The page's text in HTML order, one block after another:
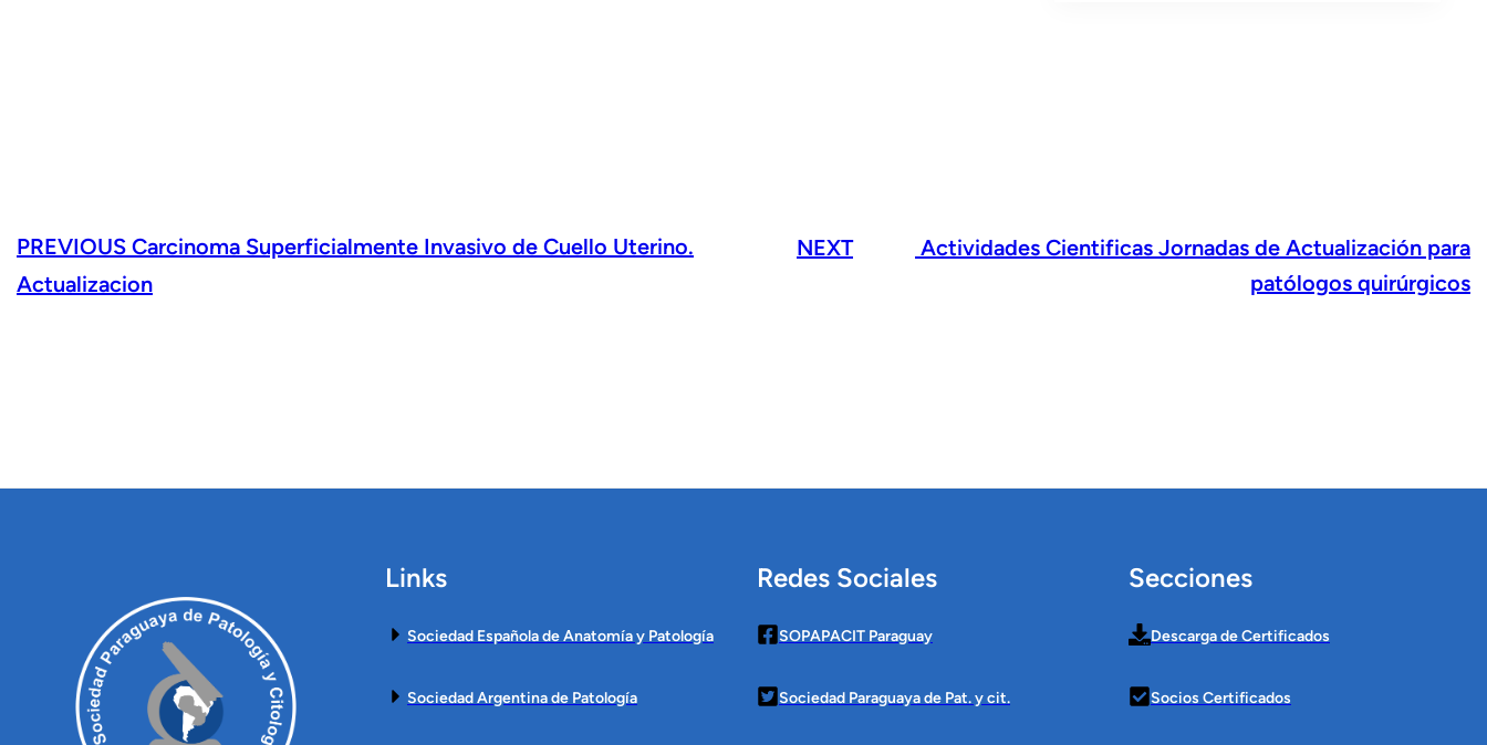
PREVIOUS Carcinoma Superficialmente Invasivo de Cuello Uterino.
Actualizacion
NEXT
Actividades Cientificas Jornadas de Actualización para
patólogos quirúrgicos
Links
Sociedad Española de Anatomía y Patología
Sociedad Argentina de Patología
Redes Sociales
SOPAPACIT Paraguay
Sociedad Paraguaya de Pat. y cit.
Secciones
Descarga de Certificados
Socios Certificados